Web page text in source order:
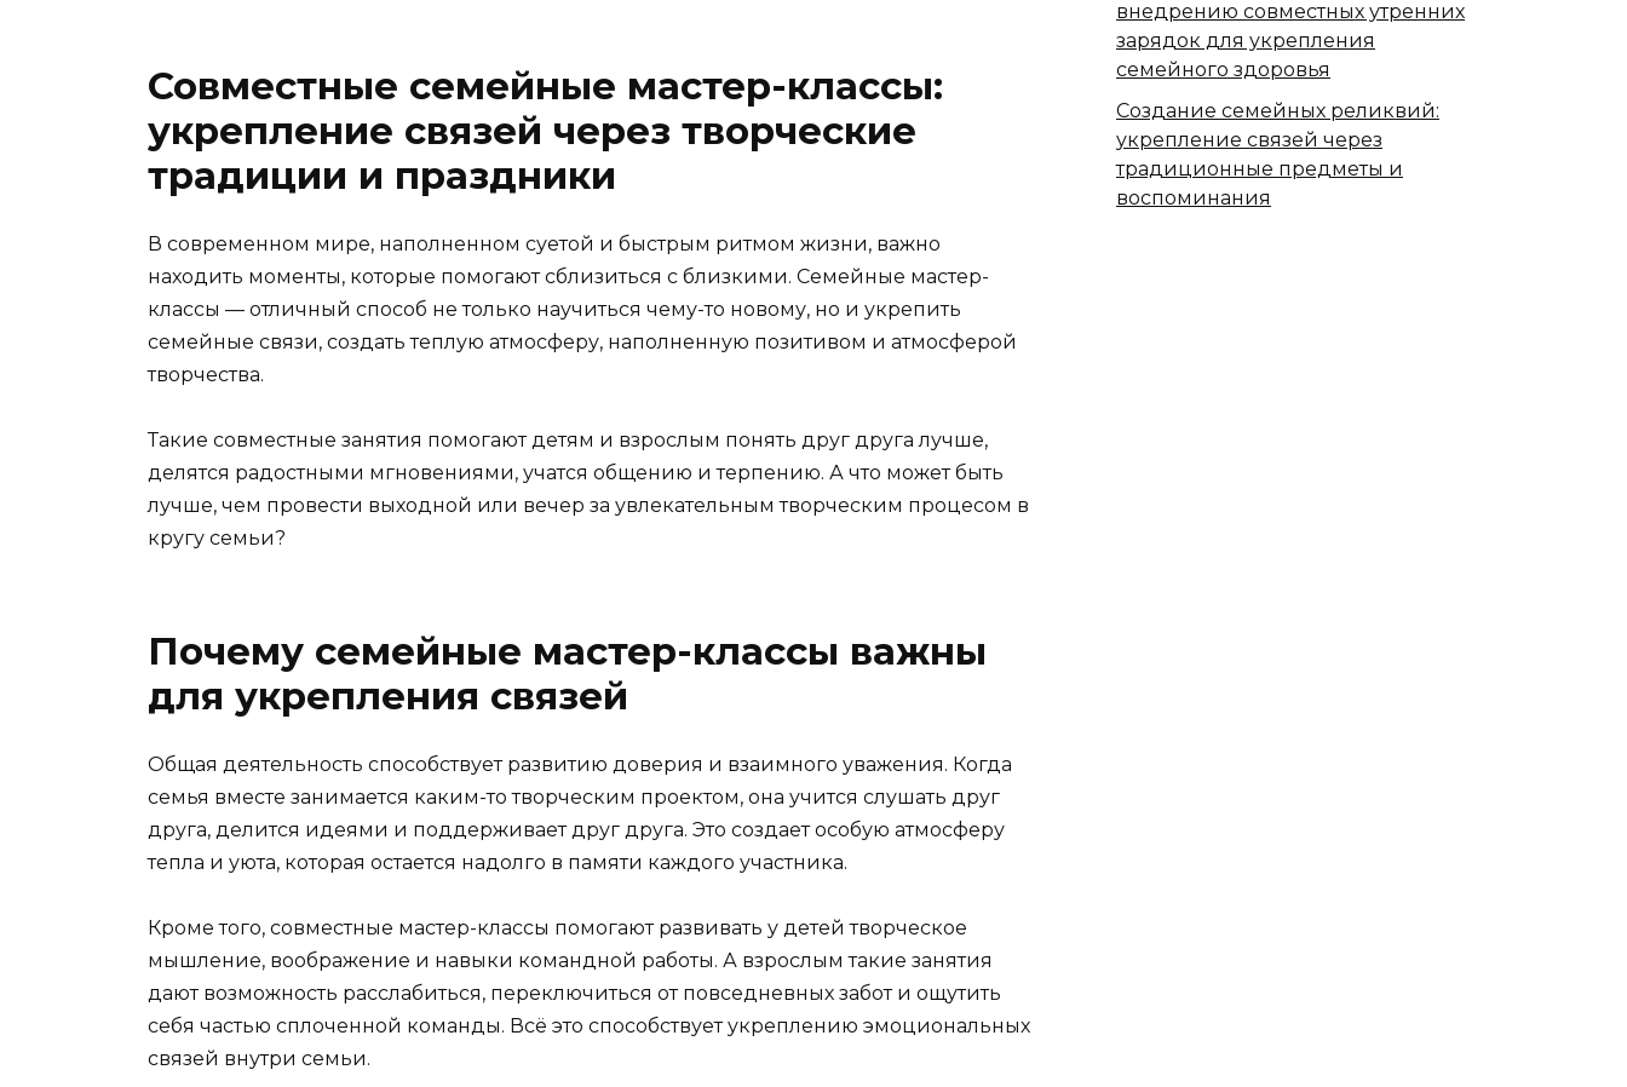
Совместные семейные мастер-классы:
укрепление связей через творческие
традиции и праздники
В современном мире, наполненном суетой и быстрым ритмом жизни, важно
находить моменты, которые помогают сблизиться с близкими. Семейные мастер-
классы — отличный способ не только научиться чему-то новому, но и укрепить
семейные связи, создать теплую атмосферу, наполненную позитивом и атмосферой
творчества.
Такие совместные занятия помогают детям и взрослым понять друг друга лучше,
делятся радостными мгновениями, учатся общению и терпению. А что может быть
лучше, чем провести выходной или вечер за увлекательным творческим процесом в
кругу семьи?
Почему семейные мастер-классы важны
для укрепления связей
Общая деятельность способствует развитию доверия и взаимного уважения. Когда
семья вместе занимается каким-то творческим проектом, она учится слушать друг
друга, делится идеями и поддерживает друг друга. Это создает особую атмосферу
тепла и уюта, которая остается надолго в памяти каждого участника.
Кроме того, совместные мастер-классы помогают развивать у детей творческое
мышление, воображение и навыки командной работы. А взрослым такие занятия
дают возможность расслабиться, переключиться от повседневных забот и ощутить
себя частью сплоченной команды. Всё это способствует укреплению эмоциональных
связей внутри семьи.
внедрению совместных утренних
зарядок для укрепления
семейного здоровья
Создание семейных реликвий:
укрепление связей через
традиционные предметы и
воспоминания